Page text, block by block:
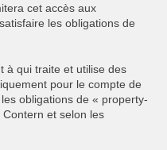
cet accès aux
les obligations de
à qui traite et utilise des
pour le compte de
obligations de « property-
et selon les